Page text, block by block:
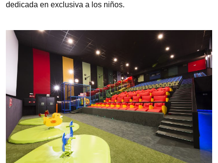
dedicada en exclusiva a los niños.